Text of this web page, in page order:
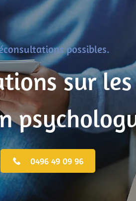
possibles.
sur
0496 49 09 96